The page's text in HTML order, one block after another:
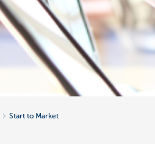
Start to Market